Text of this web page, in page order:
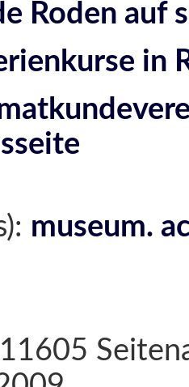
Roden auf
in
museum.